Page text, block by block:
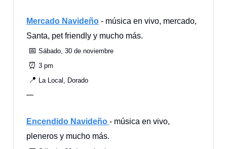
Mercado Navideño - música en vivo, mercado,
Santa, pet friendly y mucho más.
📅 Sábado, 30 de noviembre
⏰ 3 pm
📍 La Local, Dorado
—
Encendido Navideño - música en vivo,
pleneros y mucho más.